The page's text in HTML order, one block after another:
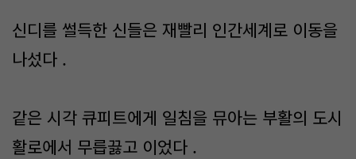
신디를 썰득한 신들은 재빨리 인간세계로 이동을
나섰다 .
같은 시각 큐피트에게 일침을 뮤아는 부활의 도시
활로에서 무릅끓고 이었다 .